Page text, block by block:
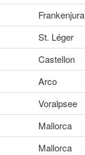
Frankenjura
St. Léger
Castellon
Arco
Voralpsee
Mallorca
Mallorca